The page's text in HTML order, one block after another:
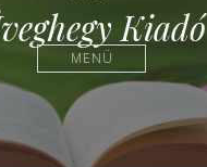
Kiadó
MENÜ